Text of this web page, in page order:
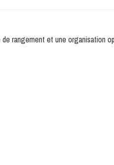
rangement et une organisation